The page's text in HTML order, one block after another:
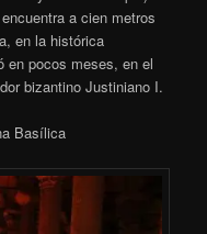
a cien metros
en la histórica
en pocos meses, en el
bizantino Justiniano I.
Basílica